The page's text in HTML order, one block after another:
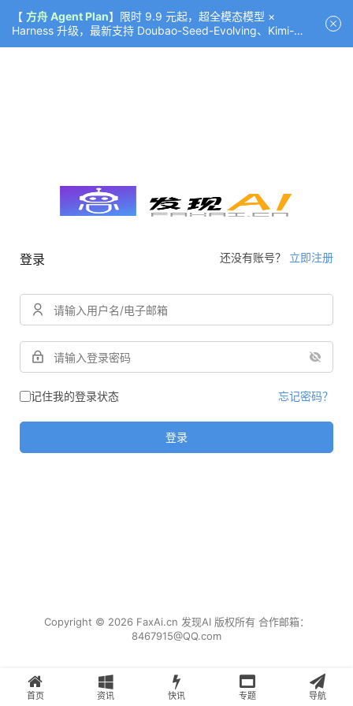
【 方舟 Agent Plan】限时 9.9 元起，超全模态模型 ×
Harness 升级，最新支持 Doubao-Seed-Evolving、Kimi-
K3（部分）、GLM-5.2
登录 还没有账号？ 立即注册
记住我的登录状态 忘记密码？
登录
Copyright © 2026 FaxAi.cn 发现AI 版权所有 合作邮箱：
8467915@QQ.com
首页 资讯 快讯 专题 导航